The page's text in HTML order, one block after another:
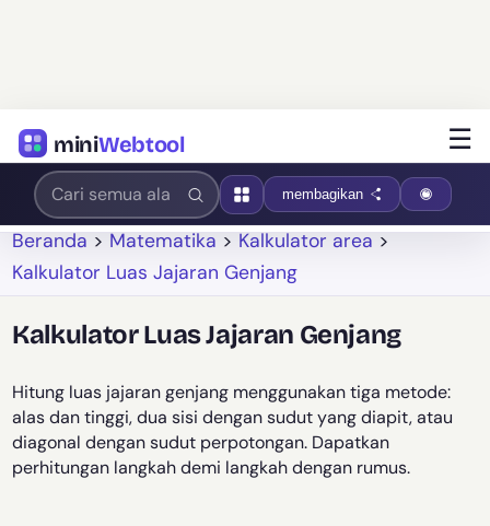
miniWebtool ☰
membagikan
Beranda > Matematika > Kalkulator area >
Kalkulator Luas Jajaran Genjang
Kalkulator Luas Jajaran Genjang
Hitung luas jajaran genjang menggunakan tiga metode:
alas dan tinggi, dua sisi dengan sudut yang diapit, atau
diagonal dengan sudut perpotongan. Dapatkan
perhitungan langkah demi langkah dengan rumus.